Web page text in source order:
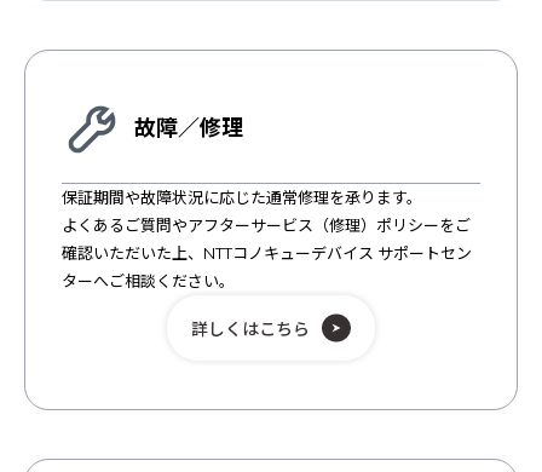
故障／修理
保証期間や故障状況に応じた通常修理を承ります。
よくあるご質問やアフターサービス（修理）ポリシーをご
確認いただいた上、NTTコノキューデバイス サポートセン
ターへご相談ください。
詳しくはこちら